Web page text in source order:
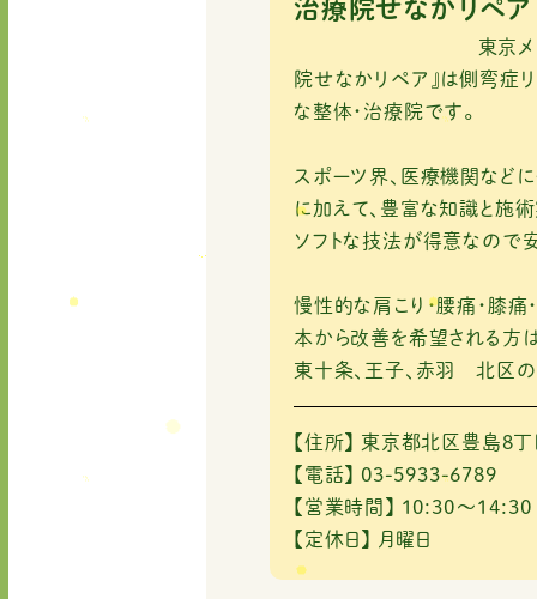
o
o
k
治療院せなかリペア
東京メトロ南北線
院せなかリペア』は側弯症
な整体・治療院です。
スポーツ界、医療機関など
に加えて、豊富な知識と施
ソフトな技法が得意なので
慢性的な肩こり・腰痛・膝
本から改善を希望される方
東十条、王子、赤羽 北区の
【住所】
東京都北区豊島8丁
【電話】
03-5933-6789
【営業時間】
10:30～
【定休日】
月曜日